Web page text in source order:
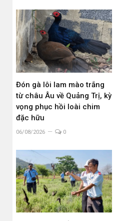
Đón gà lôi lam mào trắng
từ châu Âu về Quảng Trị, kỳ
vọng phục hồi loài chim
đặc hữu
06/08/2026 0